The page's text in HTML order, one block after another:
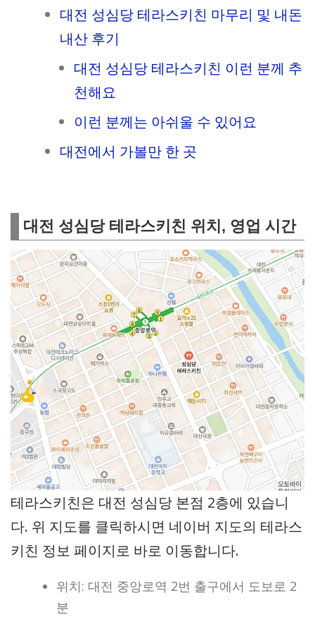
대전 성심당 테라스키친 마무리 및 내돈
내산 후기
대전 성심당 테라스키친 이런 분께 추
천해요
이런 분께는 아쉬울 수 있어요
대전에서 가볼만 한 곳
대전 성심당 테라스키친 위치, 영업 시간
테라스키친은 대전 성심당 본점 2층에 있습니
다. 위 지도를 클릭하시면 네이버 지도의 테라스
키친 정보 페이지로 바로 이동합니다.
위치: 대전 중앙로역 2번 출구에서 도보로 2
분